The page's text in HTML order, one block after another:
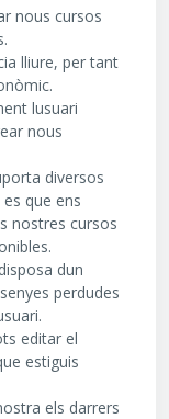
nous cursos
lliure, per tant
lusuari
nous
diversos
es que ens
nostres cursos
dun
perdudes
editar el
estiguis
els darrers